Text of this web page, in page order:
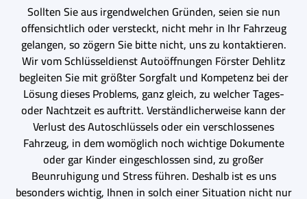
Sollten Sie aus irgendwelchen Gründen, seien sie nun
offensichtlich oder versteckt, nicht mehr in Ihr Fahrzeug
gelangen, so zögern Sie bitte nicht, uns zu kontaktieren.
Wir vom Schlüsseldienst Autoöffnungen Förster Dehlitz
begleiten Sie mit größter Sorgfalt und Kompetenz bei der
Lösung dieses Problems, ganz gleich, zu welcher Tages-
oder Nachtzeit es auftritt. Verständlicherweise kann der
Verlust des Autoschlüssels oder ein verschlossenes
Fahrzeug, in dem womöglich noch wichtige Dokumente
oder gar Kinder eingeschlossen sind, zu großer
Beunruhigung und Stress führen. Deshalb ist es uns
besonders wichtig, Ihnen in solch einer Situation nicht nur